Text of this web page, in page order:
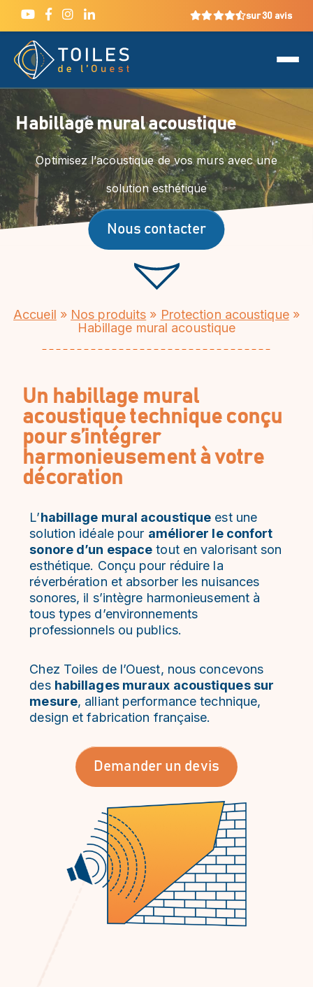
sur 30 avis
Habillage mural acoustique
Optimisez l’acoustique de vos murs avec une
solution esthétique
Nous contacter
Accueil » Nos produits » Protection acoustique»
Habillage mural acoustique
Un habillage mural
acoustique technique conçu
pour s’intégrer
harmonieusement à votre
décoration
L’habillage mural acoustique est une
solution idéale pour améliorer le confort
sonore d’un espace tout en valorisant son
esthétique. Conçu pour réduire la
réverbération et absorber les nuisances
sonores, il s’intègre harmonieusement à
tous types d’environnements
professionnels ou publics.
Chez Toiles de l’Ouest, nous concevons
des habillages muraux acoustiques sur
mesure, alliant performance technique,
design et fabrication française.
Demander un devis